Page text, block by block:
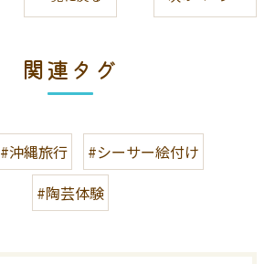
関連タグ
#沖縄旅行
#シーサー絵付け
#陶芸体験